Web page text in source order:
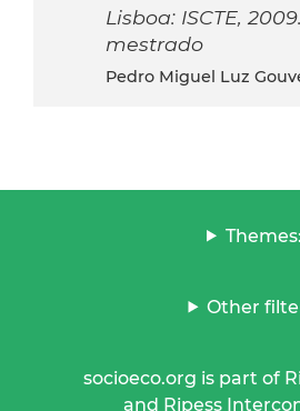
Lisboa: ISCTE,
mestrado
Pedro Miguel Luz
Themes:
Other
socioeco.org is part of
and Ripess